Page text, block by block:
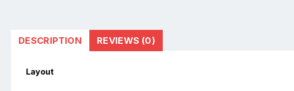
DESCRIPTION REVIEWS (0)
Layout